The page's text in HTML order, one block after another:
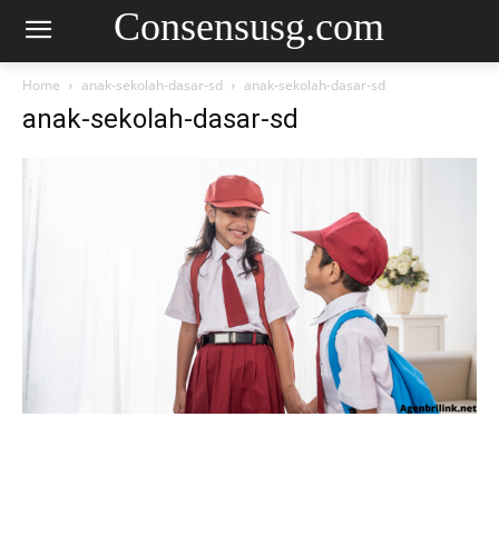
Consensusg.com
Home anak-sekolah-dasar-sd anak-sekolah-dasar-sd
anak-sekolah-dasar-sd